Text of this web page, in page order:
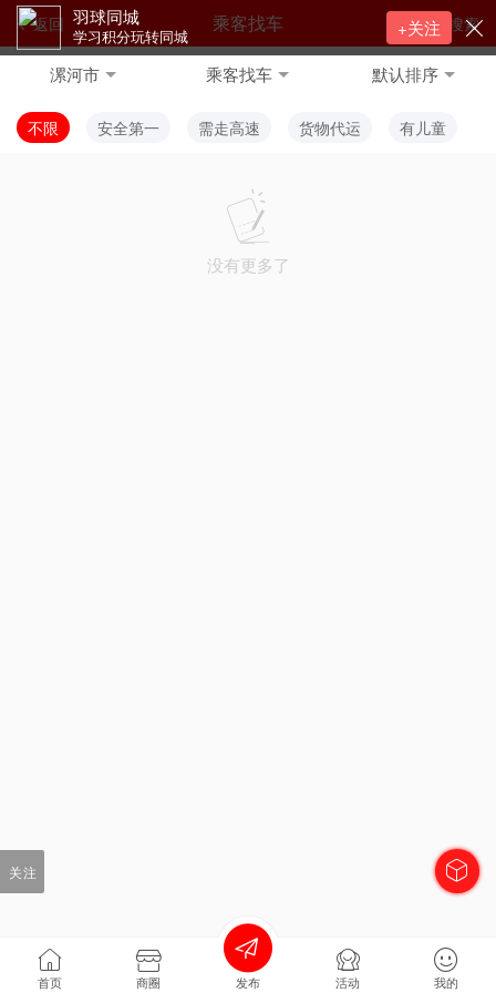
返回 搜索
乘客找车
漯河市 乘客找车 默认排序
不限 安全第一 需走高速 货物代运 有儿童
没有更多了
首页 商圈 发布 活动 我的
关注
羽球同城
学习积分玩转同城 +关注